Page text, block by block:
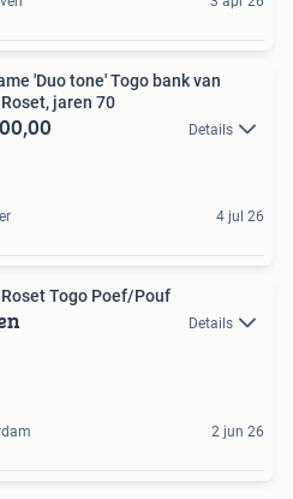
'Duo tone' Togo bank van
jaren 70
Details
4 jul 26
Togo Poef/Pouf
Details
2 jun 26